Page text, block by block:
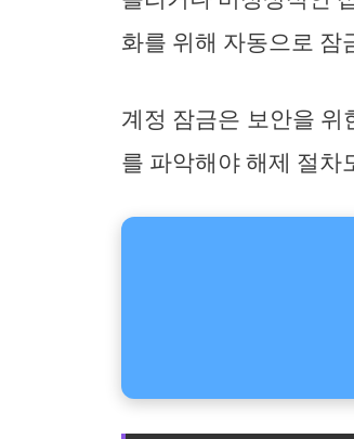
화를 위해 자동으로 잠
계정 잠금은 보안을 위
를 파악해야 해제 절차